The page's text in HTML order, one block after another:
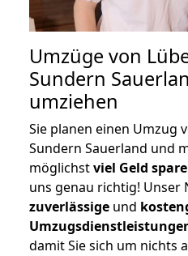
Umzüge von
Sundern
umziehen
Sie planen einen Umzug
Sundern Sauerland und
möglichstviel Geld
uns genau richtig! Unser
zuverlässige und
damit Sie sich um nichts